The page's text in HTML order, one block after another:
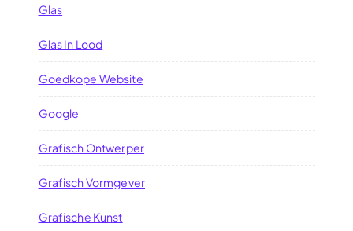
Glas
Glas In Lood
Goedkope Website
Google
Grafisch Ontwerper
Grafisch Vormgever
Grafische Kunst